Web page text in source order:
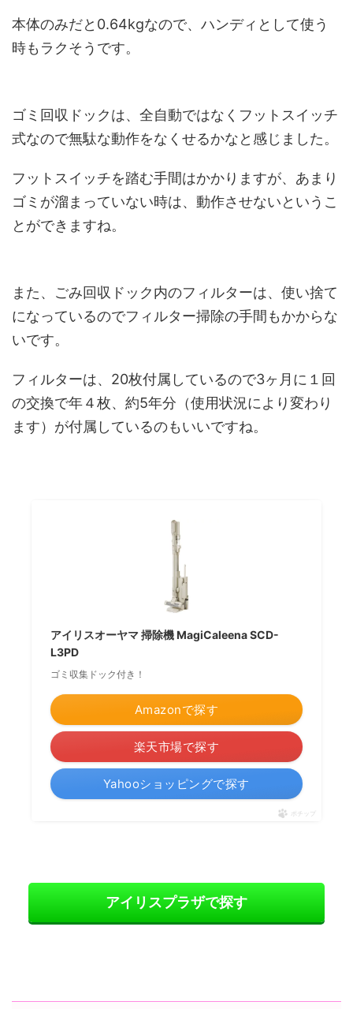
本体のみだと0.64kgなので、ハンディとして使う
時もラクそうです。
ゴミ回収ドックは、全自動ではなくフットスイッチ
式なので無駄な動作をなくせるかなと感じました。
フットスイッチを踏む手間はかかりますが、あまり
ゴミが溜まっていない時は、動作させないというこ
とができますね。
また、ごみ回収ドック内のフィルターは、使い捨て
になっているのでフィルター掃除の手間もかからな
いです。
フィルターは、20枚付属しているので3ヶ月に１回
の交換で年４枚、約5年分（使用状況により変わり
ます）が付属しているのもいいですね。
アイリスオーヤマ 掃除機 MagiCaleena SCD-
L3PD
ゴミ収集ドック付き！
Amazonで探す
楽天市場で探す
Yahooショッピングで探す
ポチップ
アイリスプラザで探す